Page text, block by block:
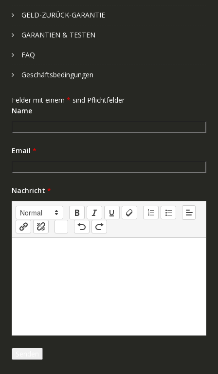
GELD-ZURÜCK-GARANTIE
GARANTIEN & TESTEN
FAQ
Geschäftsbedingungen
Felder mit einem * sind Pflichtfelder
Name
Email *
Nachricht *